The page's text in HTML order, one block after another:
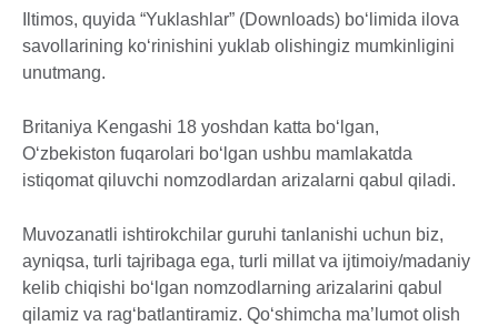
Iltimos, quyida “Yuklashlar” (Downloads) bo‘limida ilova
savollarining ko‘rinishini yuklab olishingiz mumkinligini
unutmang.
Britaniya Kengashi 18 yoshdan katta bo‘lgan,
O‘zbekiston fuqarolari bo‘lgan ushbu mamlakatda
istiqomat qiluvchi nomzodlardan arizalarni qabul qiladi.
Muvozanatli ishtirokchilar guruhi tanlanishi uchun biz,
ayniqsa, turli tajribaga ega, turli millat va ijtimoiy/madaniy
kelib chiqishi bo‘lgan nomzodlarning arizalarini qabul
qilamiz va rag‘batlantiramiz. Qo‘shimcha ma’lumot olish